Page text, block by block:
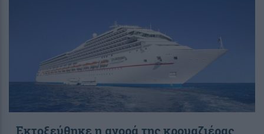
Εκτοξεύθηκε η αγορά της κρουαζιέρας